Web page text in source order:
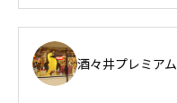
酒々井プレミア